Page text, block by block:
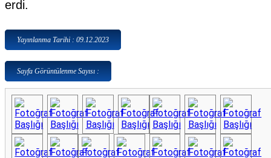
erdi.
Yayınlanma Tarihi : 09.12.2023
Sayfa Görüntülenme Sayısı :